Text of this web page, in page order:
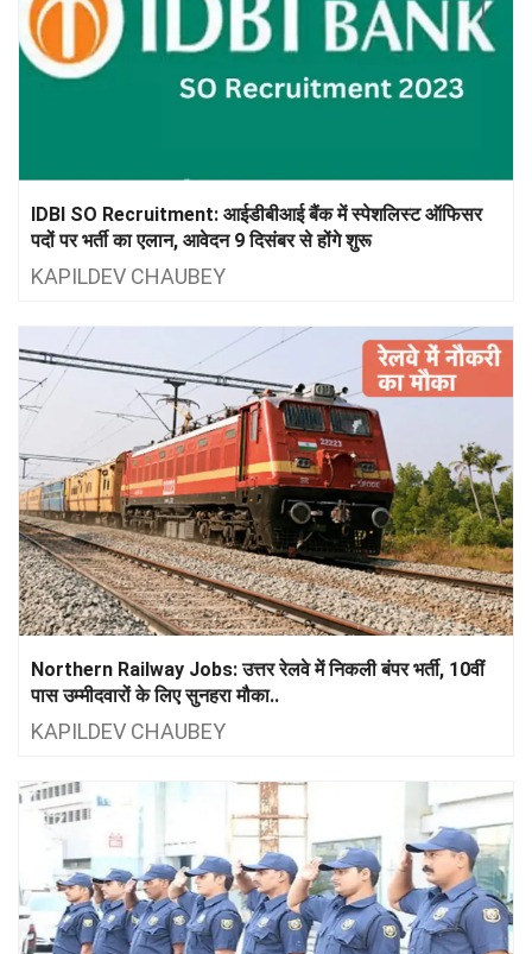
IDBI SO Recruitment: आईडीबीआई बैंक में स्पेशलिस्ट ऑफिसर
पदों पर भर्ती का एलान, आवेदन 9 दिसंबर से होंगे शुरू
KAPILDEV CHAUBEY
Northern Railway Jobs: उत्तर रेलवे में निकली बंपर भर्ती, 10वीं
पास उम्मीदवारों के लिए सुनहरा मौका..
KAPILDEV CHAUBEY